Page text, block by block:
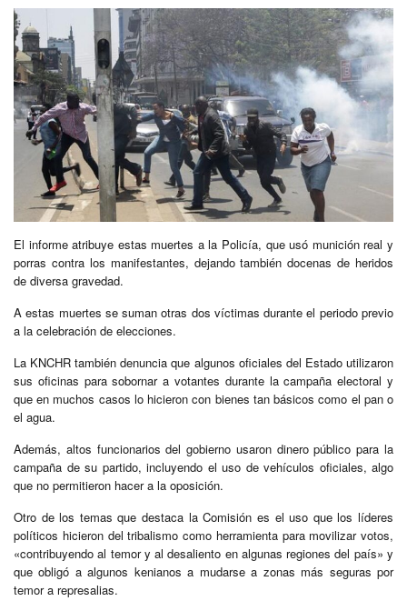
El informe atribuye estas muertes a la Policía, que usó munición real y
porras contra los manifestantes, dejando también docenas de heridos
de diversa gravedad.
A estas muertes se suman otras dos víctimas durante el periodo previo
a la celebración de elecciones.
La KNCHR también denuncia que algunos oficiales del Estado utilizaron
sus oficinas para sobornar a votantes durante la campaña electoral y
que en muchos casos lo hicieron con bienes tan básicos como el pan o
el agua.
Además, altos funcionarios del gobierno usaron dinero público para la
campaña de su partido, incluyendo el uso de vehículos oficiales, algo
que no permitieron hacer a la oposición.
Otro de los temas que destaca la Comisión es el uso que los líderes
políticos hicieron del tribalismo como herramienta para movilizar votos,
«contribuyendo al temor y al desaliento en algunas regiones del país» y
que obligó a algunos kenianos a mudarse a zonas más seguras por
temor a represalias.